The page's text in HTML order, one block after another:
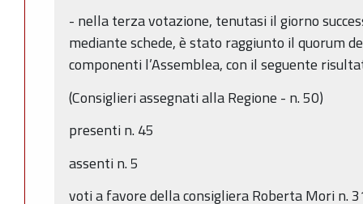
- nella terza votazione, tenutasi il giorno
mediante schede, è stato raggiunto il quorum
componenti l’Assemblea, con il seguente
(Consiglieri assegnati alla Regione - n. 50)
presenti n. 45
assenti n. 5
voti a favore della consigliera Roberta Mori n.